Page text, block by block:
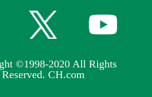
©1998-2020 All Rights
Reserved. CH.com